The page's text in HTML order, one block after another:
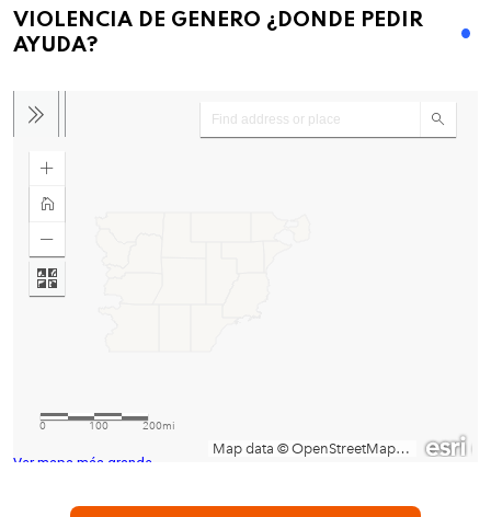
VIOLENCIA DE GENERO ¿DONDE PEDIR
AYUDA?
Ver mapa más grande